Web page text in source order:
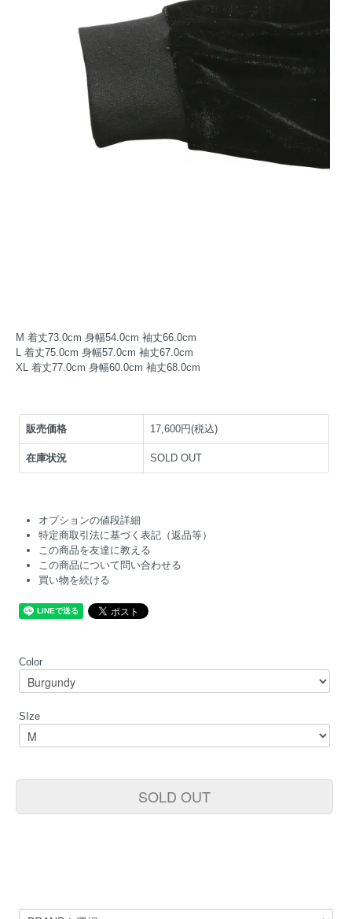
M 着丈73.0cm 身幅54.0cm 袖丈66.0cm
L 着丈75.0cm 身幅57.0cm 袖丈67.0cm
XL 着丈77.0cm 身幅60.0cm 袖丈68.0cm
販売価格 17,600円(税込)
在庫状況 SOLD OUT
オプションの値段詳細
特定商取引法に基づく表記（返品等）
この商品を友達に教える
この商品について問い合わせる
買い物を続ける
Color
SIze
SOLD OUT